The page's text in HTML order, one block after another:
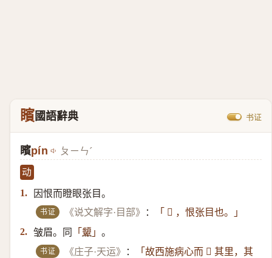
矉國語辭典 书证
矉pín ㄆㄧㄣˊ
动
1.
因恨而瞪眼张目。
书证 《说文解字·目部》 ：
「 𪾸 ，恨张目也。」
2. 皱眉。同 「 顰 」 。
书证 《庄子·天运》 ：
「故西施病心而 𪾸 其里，其